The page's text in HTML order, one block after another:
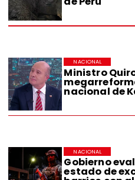
Ministro
nacional de
NACIONAL
Gobierno
estado de
NACIONAL